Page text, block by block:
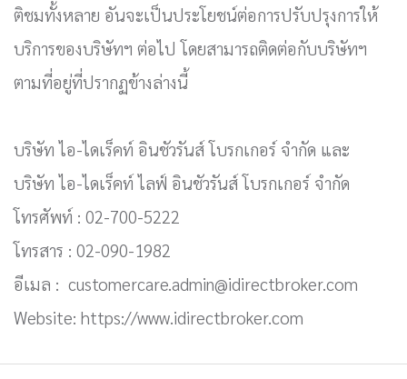
ติชมทั้งหลาย อันจะเป็นประโยชน์ต่อการปรับปรุงการให้
บริการของบริษัทฯ ต่อไป โดยสามารถติดต่อกับบริษัทฯ
ตามที่อยู่ที่ปรากฏข้างล่างนี้
บริษัท ไอ-ไดเร็คท์ อินชัวรันส์ โบรกเกอร์ จำกัด และ
บริษัท ไอ-ไดเร็คท์ ไลฟ์ อินชัวรันส์ โบรกเกอร์ จำกัด
โทรศัพท์ : 02-700-5222
โทรสาร : 02-090-1982
อีเมล : customercare.admin@idirectbroker.com
Website: https://www.idirectbroker.com